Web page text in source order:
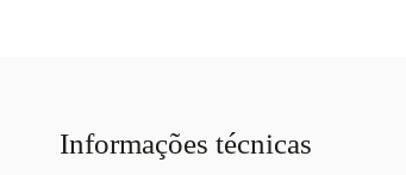
Informações técnicas